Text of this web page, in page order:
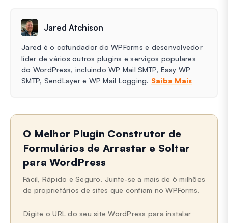
Jared Atchison
Jared é o cofundador do WPForms e desenvolvedor
líder de vários outros plugins e serviços populares
do WordPress, incluindo WP Mail SMTP, Easy WP
SMTP, SendLayer e WP Mail Logging. Saiba Mais
O Melhor Plugin Construtor de
Formulários de Arrastar e Soltar
para WordPress
Fácil, Rápido e Seguro. Junte-se a mais de 6 milhões
de proprietários de sites que confiam no WPForms.
Digite o URL do seu site WordPress para instalar